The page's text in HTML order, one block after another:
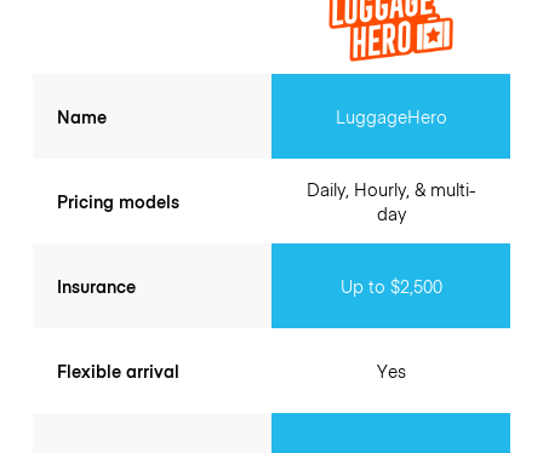
Name
Pricing models
Insurance
Flexible arrival
LuggageHero
Daily, Hourly, & multi-
day
Up to $2,500
Yes